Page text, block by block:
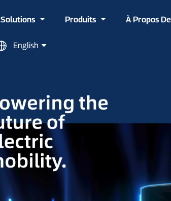
Solutions Produits À Propos
English